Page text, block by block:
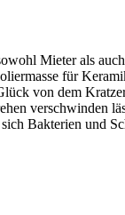
Mieter als
für
von dem
verschwinden
Bakterien und